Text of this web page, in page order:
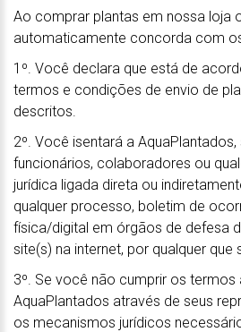
Ao comprar plantas em nossa loja
automaticamente concorda com
1º. Você declara que está de
termos e condições de envio de
descritos.
2º. Você isentará a
funcionários, colaboradores ou
jurídica ligada direta ou
qualquer processo, boletim de
física/digital em órgãos de defesa
site(s) na internet, por qualquer que
3º. Se você não cumprir os termos
AquaPlantados através de seus
os mecanismos jurídicos